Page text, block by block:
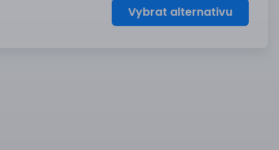
Vybrat alternativu